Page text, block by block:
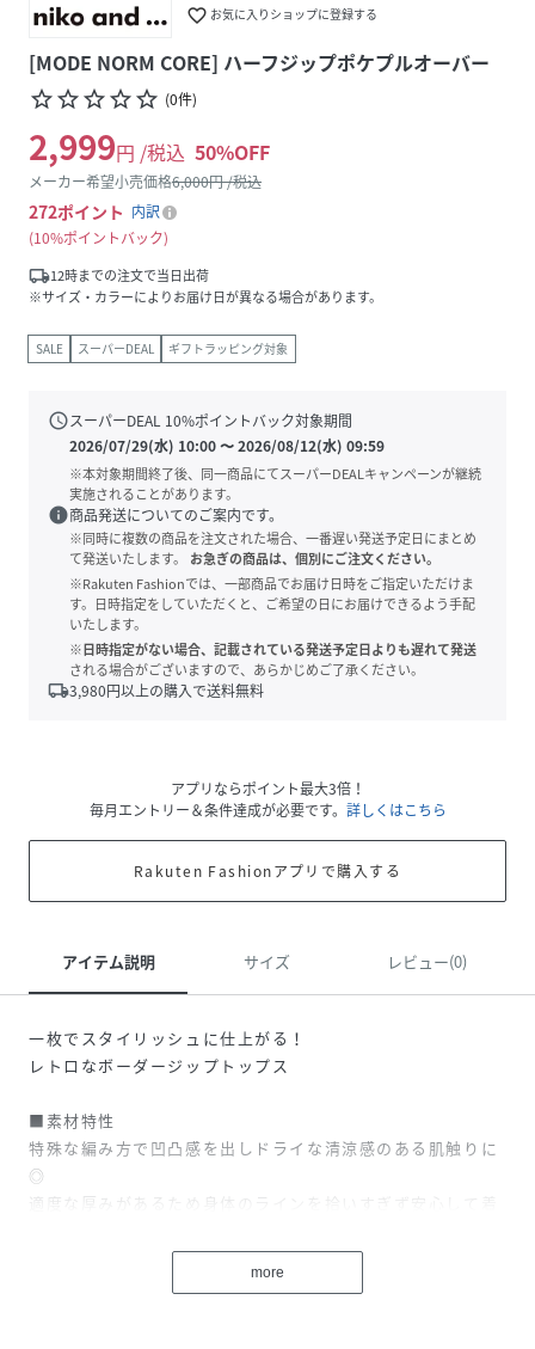
favorite_border お気に入りショップに登録する
[MODE NORM CORE] ハーフジップポケプルオーバー
star_borderstar_borderstar_borderstar_borderstar_border (0件)
2,999円 /税込 50%OFF
メーカー希望小売価格6,000円 /税込
272ポイント 内訳
10%ポイントバック
local_shipping12時までの注文で当日出荷
※サイズ・カラーによりお届け日が異なる場合があります。
SALE スーパーDEAL ギフトラッピング対象
scheduleスーパーDEAL 10%ポイントバック対象期間
2026/07/29(水) 10:00〜2026/08/12(水) 09:59
※本対象期間終了後、同一商品にてスーパーDEALキャンペーンが継続
実施されることがあります。
info商品発送についてのご案内です。
※同時に複数の商品を注文された場合、一番遅い発送予定日にまとめ
て発送いたします。
お急ぎの商品は、個別にご注文ください。
※Rakuten Fashionでは、一部商品でお届け日時をご指定いただけま
す。日時指定をしていただくと、ご希望の日にお届けできるよう手配
いたします。
※日時指定がない場合、記載されている発送予定日よりも遅れて発送
される場合がございますので、あらかじめご了承ください。
local_shipping3,980円以上の購入で送料無料
アプリならポイント最大3倍！
毎月エントリー＆条件達成が必要です。 詳しくはこちら
Rakuten Fashionアプリで購入する
アイテム説明 サイズ レビュー(0)
一枚でスタイリッシュに仕上がる！
レトロなボーダージップトップス
■素材特性
特殊な編み方で凹凸感を出しドライな清涼感のある肌触りに
◎
適度な厚みがあるため身体のラインを拾いすぎず安心して着
ナチュラルな着心地のコットン100%素材で仕立て、ボーダ
ーはこだわりのMODE NORM CORE別注レトロ配色です。
more